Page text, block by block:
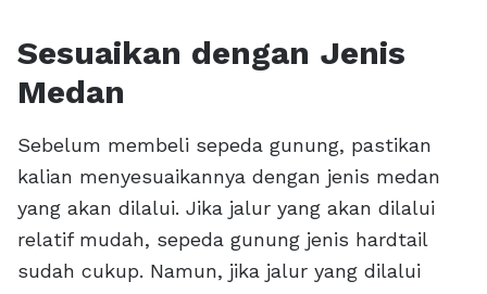
Sesuaikan dengan Jenis
Medan
Sebelum membeli sepeda gunung, pastikan
kalian menyesuaikannya dengan jenis medan
yang akan dilalui. Jika jalur yang akan dilalui
relatif mudah, sepeda gunung jenis hardtail
sudah cukup. Namun, jika jalur yang dilalui